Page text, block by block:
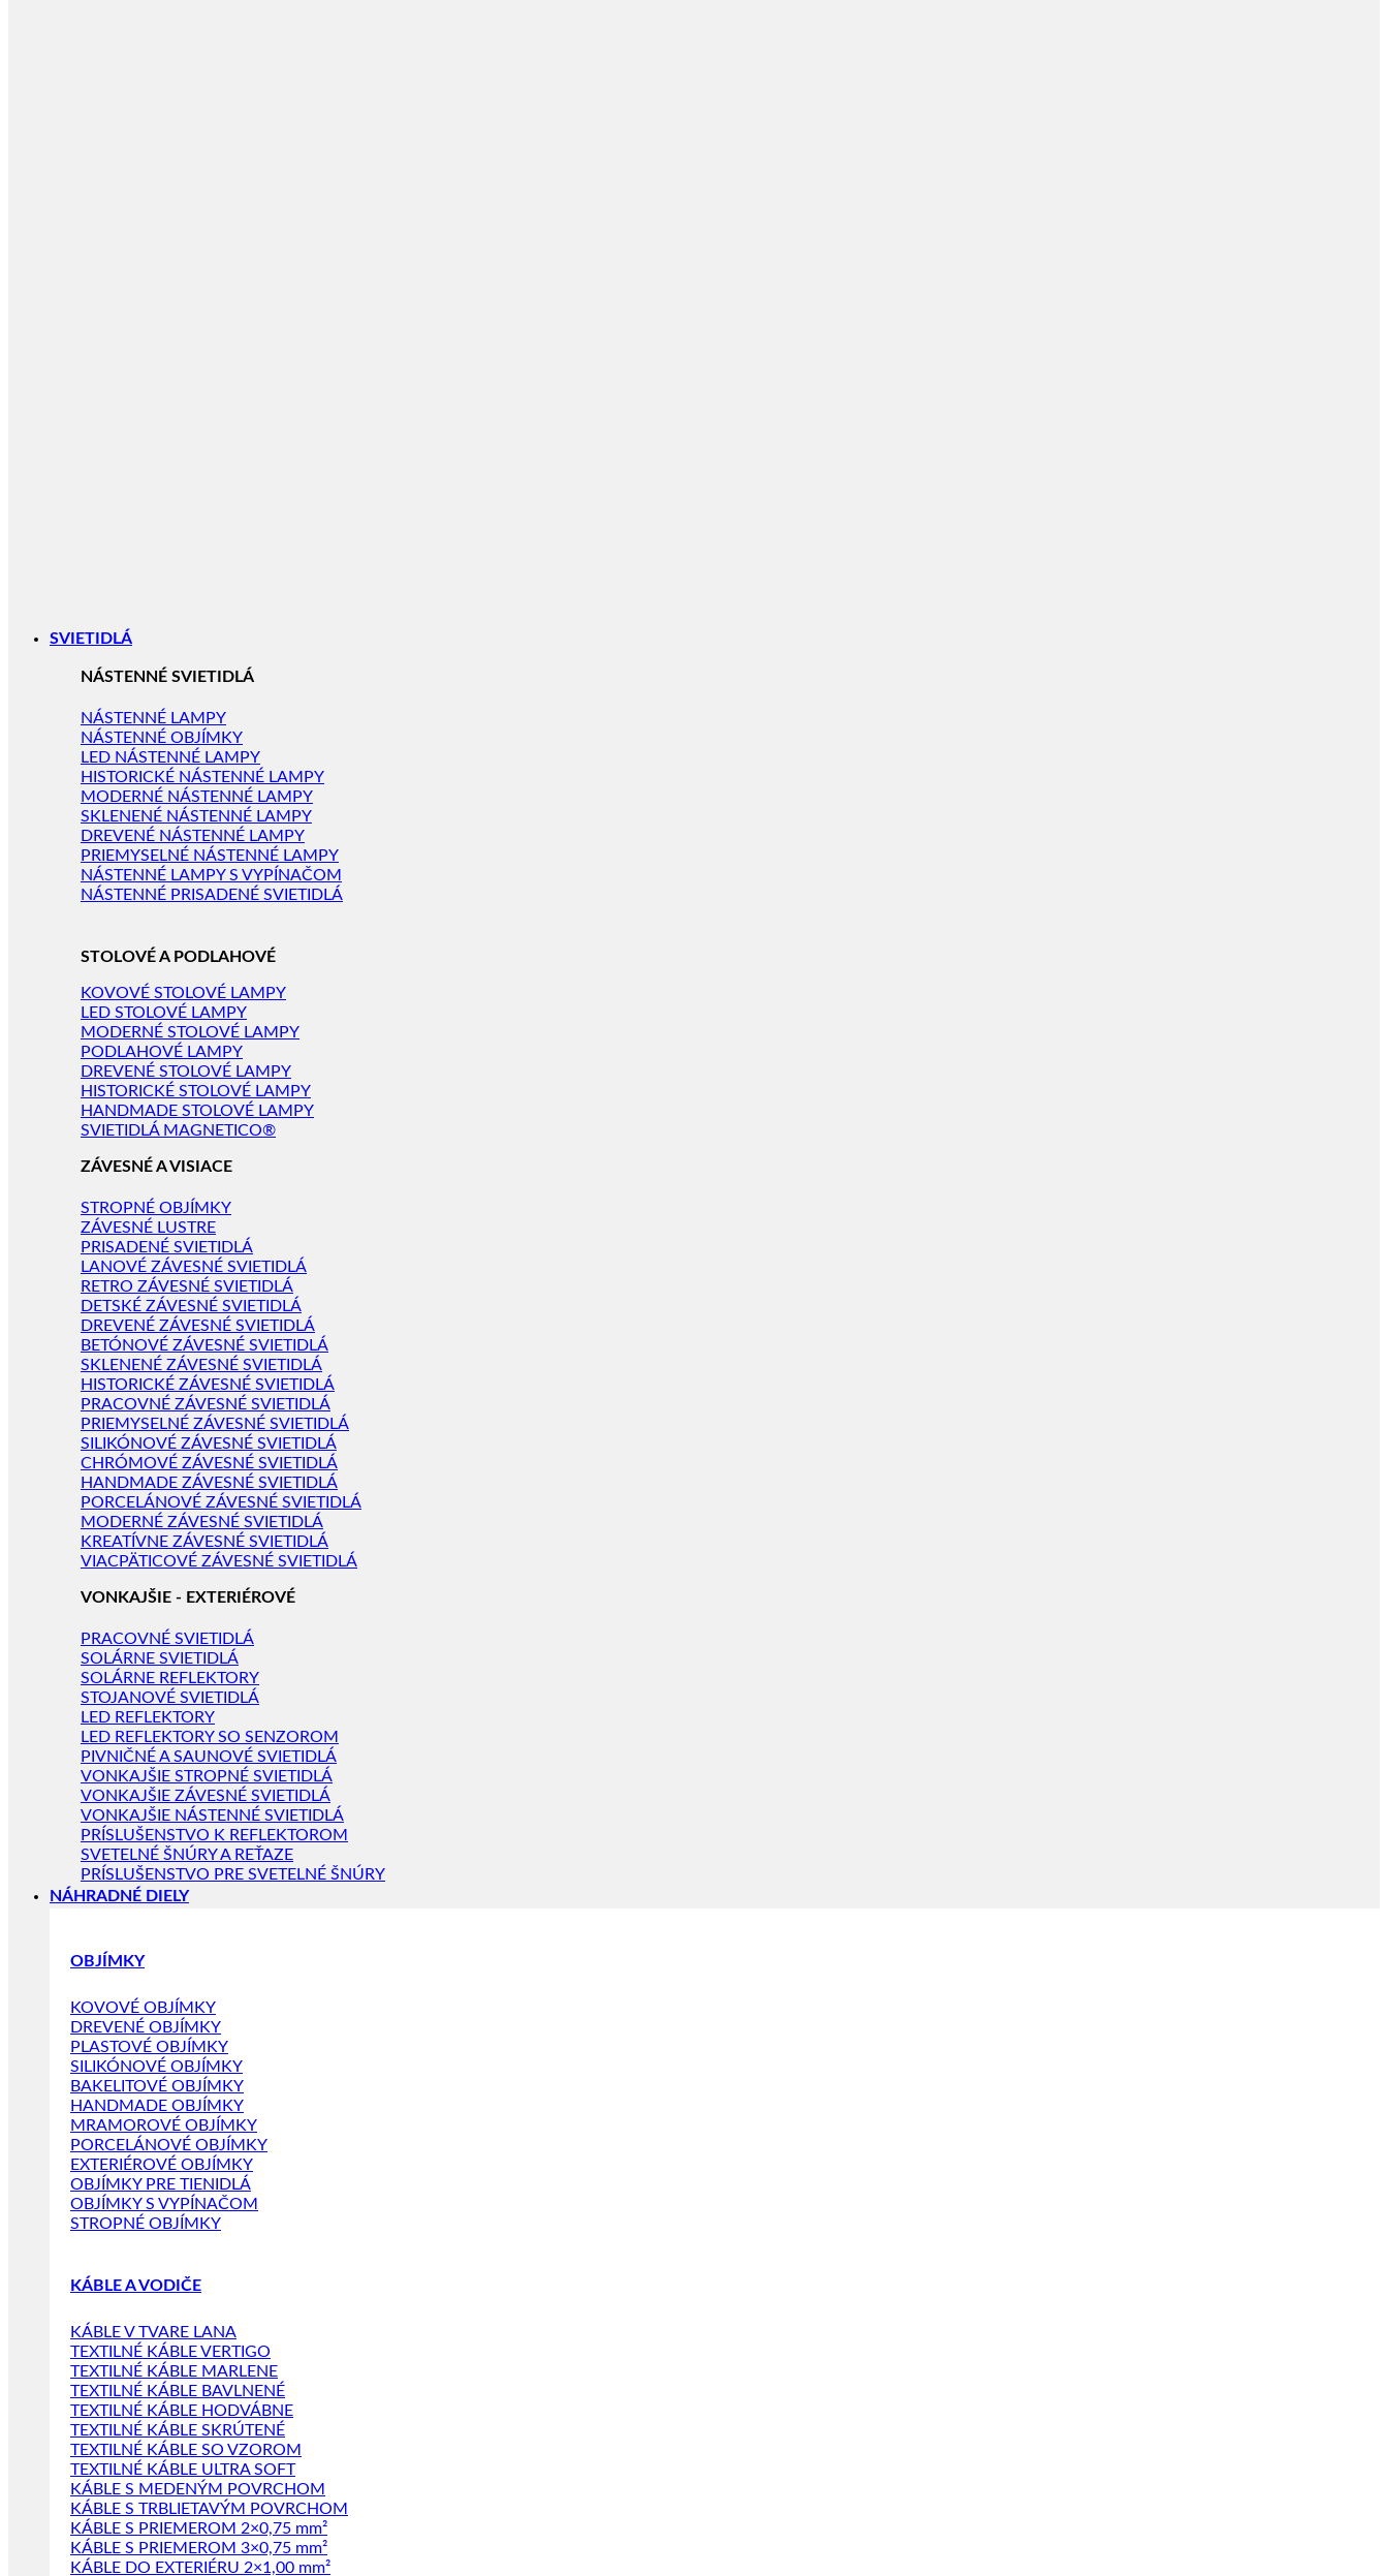
SVIETIDLÁ
NÁSTENNÉ SVIETIDLÁ
NÁSTENNÉ LAMPY
NÁSTENNÉ OBJÍMKY
LED NÁSTENNÉ LAMPY
HISTORICKÉ NÁSTENNÉ LAMPY
MODERNÉ NÁSTENNÉ LAMPY
SKLENENÉ NÁSTENNÉ LAMPY
DREVENÉ NÁSTENNÉ LAMPY
PRIEMYSELNÉ NÁSTENNÉ LAMPY
NÁSTENNÉ LAMPY S VYPÍNAČOM
NÁSTENNÉ PRISADENÉ SVIETIDLÁ
STOLOVÉ A PODLAHOVÉ
KOVOVÉ STOLOVÉ LAMPY
LED STOLOVÉ LAMPY
MODERNÉ STOLOVÉ LAMPY
PODLAHOVÉ LAMPY
DREVENÉ STOLOVÉ LAMPY
HISTORICKÉ STOLOVÉ LAMPY
HANDMADE STOLOVÉ LAMPY
SVIETIDLÁ MAGNETICO®
ZÁVESNÉ A VISIACE
STROPNÉ OBJÍMKY
ZÁVESNÉ LUSTRE
PRISADENÉ SVIETIDLÁ
LANOVÉ ZÁVESNÉ SVIETIDLÁ
RETRO ZÁVESNÉ SVIETIDLÁ
DETSKÉ ZÁVESNÉ SVIETIDLÁ
DREVENÉ ZÁVESNÉ SVIETIDLÁ
BETÓNOVÉ ZÁVESNÉ SVIETIDLÁ
SKLENENÉ ZÁVESNÉ SVIETIDLÁ
HISTORICKÉ ZÁVESNÉ SVIETIDLÁ
PRACOVNÉ ZÁVESNÉ SVIETIDLÁ
PRIEMYSELNÉ ZÁVESNÉ SVIETIDLÁ
SILIKÓNOVÉ ZÁVESNÉ SVIETIDLÁ
CHRÓMOVÉ ZÁVESNÉ SVIETIDLÁ
HANDMADE ZÁVESNÉ SVIETIDLÁ
PORCELÁNOVÉ ZÁVESNÉ SVIETIDLÁ
MODERNÉ ZÁVESNÉ SVIETIDLÁ
KREATÍVNE ZÁVESNÉ SVIETIDLÁ
VIACPÄTICOVÉ ZÁVESNÉ SVIETIDLÁ
VONKAJŠIE - EXTERIÉROVÉ
PRACOVNÉ SVIETIDLÁ
SOLÁRNE SVIETIDLÁ
SOLÁRNE REFLEKTORY
STOJANOVÉ SVIETIDLÁ
LED REFLEKTORY
LED REFLEKTORY SO SENZOROM
PIVNIČNÉ A SAUNOVÉ SVIETIDLÁ
VONKAJŠIE STROPNÉ SVIETIDLÁ
VONKAJŠIE ZÁVESNÉ SVIETIDLÁ
VONKAJŠIE NÁSTENNÉ SVIETIDLÁ
PRÍSLUŠENSTVO K REFLEKTOROM
SVETELNÉ ŠNÚRY A REŤAZE
PRÍSLUŠENSTVO PRE SVETELNÉ ŠNÚRY
NÁHRADNÉ DIELY
OBJÍMKY
KOVOVÉ OBJÍMKY
DREVENÉ OBJÍMKY
PLASTOVÉ OBJÍMKY
SILIKÓNOVÉ OBJÍMKY
BAKELITOVÉ OBJÍMKY
HANDMADE OBJÍMKY
MRAMOROVÉ OBJÍMKY
PORCELÁNOVÉ OBJÍMKY
EXTERIÉROVÉ OBJÍMKY
OBJÍMKY PRE TIENIDLÁ
OBJÍMKY S VYPÍNAČOM
STROPNÉ OBJÍMKY
KÁBLE A VODIČE
KÁBLE V TVARE LANA
TEXTILNÉ KÁBLE VERTIGO
TEXTILNÉ KÁBLE MARLENE
TEXTILNÉ KÁBLE BAVLNENÉ
TEXTILNÉ KÁBLE HODVÁBNE
TEXTILNÉ KÁBLE SKRÚTENÉ
TEXTILNÉ KÁBLE SO VZOROM
TEXTILNÉ KÁBLE ULTRA SOFT
KÁBLE S MEDENÝM POVRCHOM
KÁBLE S TRBLIETAVÝM POVRCHOM
KÁBLE S PRIEMEROM 2×0,75 mm²
KÁBLE S PRIEMEROM 3×0,75 mm²
KÁBLE DO EXTERIÉRU 2×1,00 mm²